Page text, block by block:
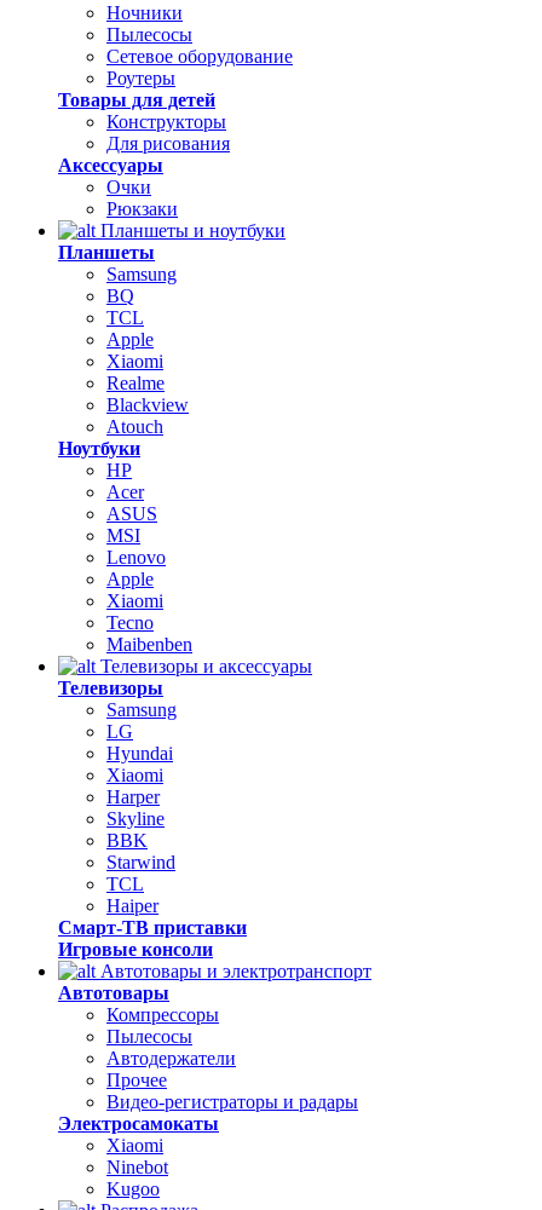
Ночники
Пылесосы
Сетевое оборудование
Роутеры
Товары для детей
Конструкторы
Для рисования
Аксессуары
Очки
Рюкзаки
Планшеты и ноутбуки
Планшеты
Samsung
BQ
TCL
Apple
Xiaomi
Realme
Blackview
Atouch
Ноутбуки
HP
Acer
ASUS
MSI
Lenovo
Apple
Xiaomi
Tecno
Maibenben
Телевизоры и аксессуары
Телевизоры
Samsung
LG
Hyundai
Xiaomi
Harper
Skyline
BBK
Starwind
TCL
Haiper
Смарт-ТВ приставки
Игровые консоли
Автотовары и электротранспорт
Автотовары
Компрессоры
Пылесосы
Автодержатели
Прочее
Видео-регистраторы и радары
Электросамокаты
Xiaomi
Ninebot
Kugoo